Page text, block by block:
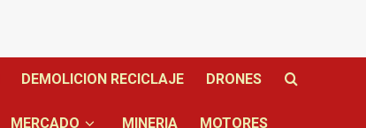
DEMOLICION RECICLAJE DRONES
MERCADO MINERIA MOTORES